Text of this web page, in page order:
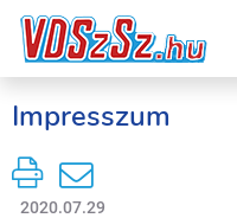
Impresszum
2020.07.29